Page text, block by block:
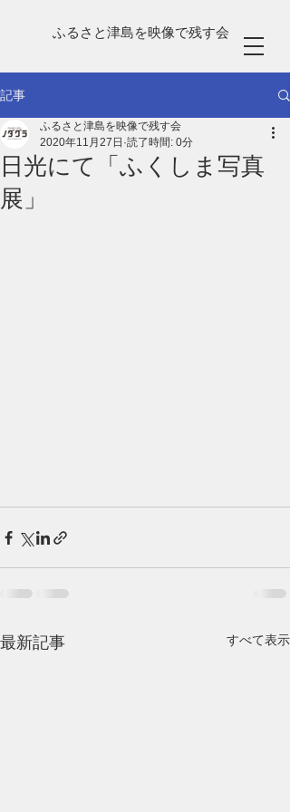
ふるさと津島を映像で残す会
記事
日光にて「ふくしま写真
展」
ふるさと津島を映像で残す会
2020年11月27日 読了時間: 0分
最新記事 すべて表示